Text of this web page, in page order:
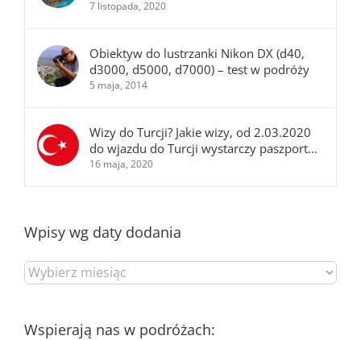
7 listopada, 2020
Obiektyw do lustrzanki Nikon DX (d40,
d3000, d5000, d7000) – test w podróży
5 maja, 2014
Wizy do Turcji? Jakie wizy, od 2.03.2020
do wjazdu do Turcji wystarczy paszport…
16 maja, 2020
Wpisy wg daty dodania
Wpisy
wg
Wspierają nas w podróżach: